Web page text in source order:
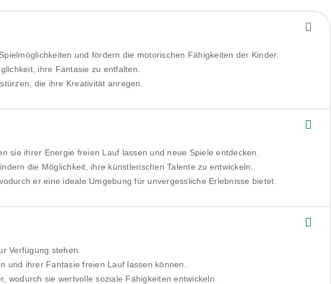
und fördern die motorischen Fähigkeiten der Kinder.
ihre Fantasie zu entfalten.
die ihre Kreativität anregen.
sie ihrer Energie freien Lauf lassen und neue Spiele entdecken.
die Möglichkeit, ihre künstlerischen Talente zu entwickeln.
er eine ideale Umgebung für unvergessliche Erlebnisse bietet.
Verfügung stehen.
und ihrer Fantasie freien Lauf lassen können.
sie wertvolle soziale Fähigkeiten entwickeln.